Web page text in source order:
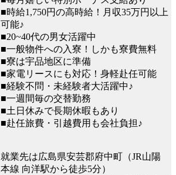
■時給1,750円の高時給！月収35万円以上
可能♪
■20~40代の男女活躍中
■一般物件への入寮！しかも寮費無料
■寮は宇品地区に準備
■家電リースにも対応！身軽赴任可能
■経験不問・未経験者大活躍中♪
■一週間毎の交替勤務
■土日休みで長期休暇もあり
■赴任旅費・引越費用も会社負担♪
就業先は広島県安芸郡府中町（JR山陽
本線 向洋駅から徒歩5分）